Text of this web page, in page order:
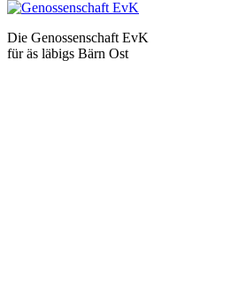
Die Genossenschaft EvK
für äs läbigs Bärn Ost